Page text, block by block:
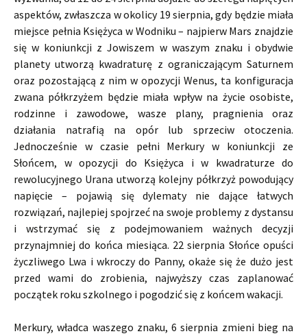
aspektów, zwłaszcza w okolicy 19 sierpnia, gdy będzie miała
miejsce pełnia Księżyca w Wodniku – najpierw Mars znajdzie
się w koniunkcji z Jowiszem w waszym znaku i obydwie
planety utworzą kwadraturę z ograniczającym Saturnem
oraz pozostającą z nim w opozycji Wenus, ta konfiguracja
zwana półkrzyżem będzie miała wpływ na życie osobiste,
rodzinne i zawodowe, wasze plany, pragnienia oraz
działania natrafią na opór lub sprzeciw otoczenia.
Jednocześnie w czasie pełni Merkury w koniunkcji ze
Słońcem, w opozycji do Księżyca i w kwadraturze do
rewolucyjnego Urana utworzą kolejny półkrzyż powodujący
napięcie – pojawią się dylematy nie dające łatwych
rozwiązań, najlepiej spojrzeć na swoje problemy z dystansu
i wstrzymać się z podejmowaniem ważnych decyzji
przynajmniej do końca miesiąca. 22 sierpnia Słońce opuści
życzliwego Lwa i wkroczy do Panny, okaże się że dużo jest
przed wami do zrobienia, najwyższy czas zaplanować
początek roku szkolnego i pogodzić się z końcem wakacji.
Merkury, władca waszego znaku, 6 sierpnia zmieni bieg na